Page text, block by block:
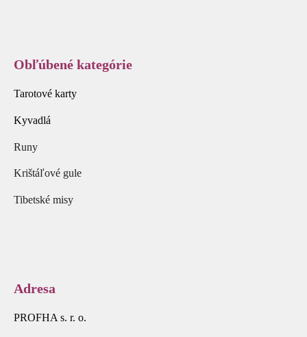
Obľúbené kategórie
Tarotové karty
Kyvadlá
Runy
Krištáľové gule
Tibetské misy
Adresa
PROFHA s. r. o.